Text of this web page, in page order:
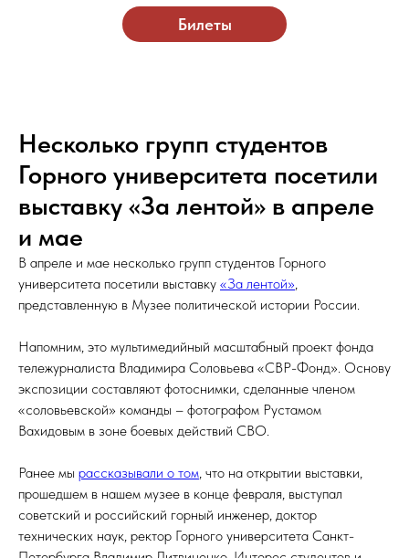
Билеты
Несколько групп студентов
Горного университета посетили
выставку «За лентой» в апреле
и мае
В апреле и мае несколько групп студентов Горного
университета посетили выставку «За лентой»,
представленную в Музее политической истории России.
Напомним, это мультимедийный масштабный проект фонда
тележурналиста Владимира Соловьева «СВР-Фонд». Основу
экспозиции составляют фотоснимки, сделанные членом
«соловьевской» команды – фотографом Рустамом
Вахидовым в зоне боевых действий СВО.
Ранее мы рассказывали о том, что на открытии выставки,
прошедшем в нашем музее в конце февраля, выступал
советский и российский горный инженер, доктор
технических наук, ректор Горного университета Санкт-